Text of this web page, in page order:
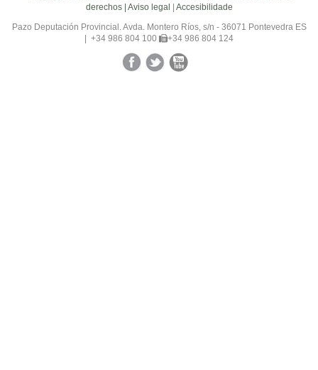
derechos | Aviso legal | Accesibilidade
Pazo Deputación Provincial. Avda. Montero Ríos, s/n - 36071 Pontevedra ES
| +34 986 804 100
+34 986 804 124
FacebookTwitterYouTube